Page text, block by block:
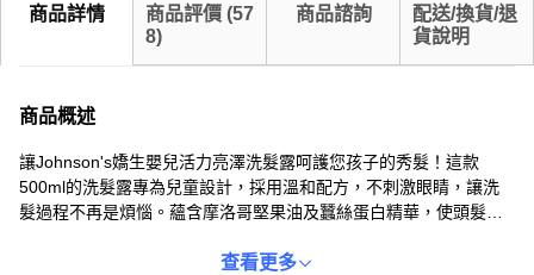
商品詳情 商品評價 (57
8)
商品諮詢
配送/換貨/退
貨說明
商品概述
讓Johnson's嬌生嬰兒活力亮澤洗髮露呵護您孩子的秀髮！這款
500ml的洗髮露專為兒童設計，採用溫和配方，不刺激眼睛，讓洗
髮過程不再是煩惱。蘊含摩洛哥堅果油及蠶絲蛋白精華，使頭髮更
把關，讓您買得安心，用得放心。獨特的曲線弧度瓶身設計，方便
查看更多